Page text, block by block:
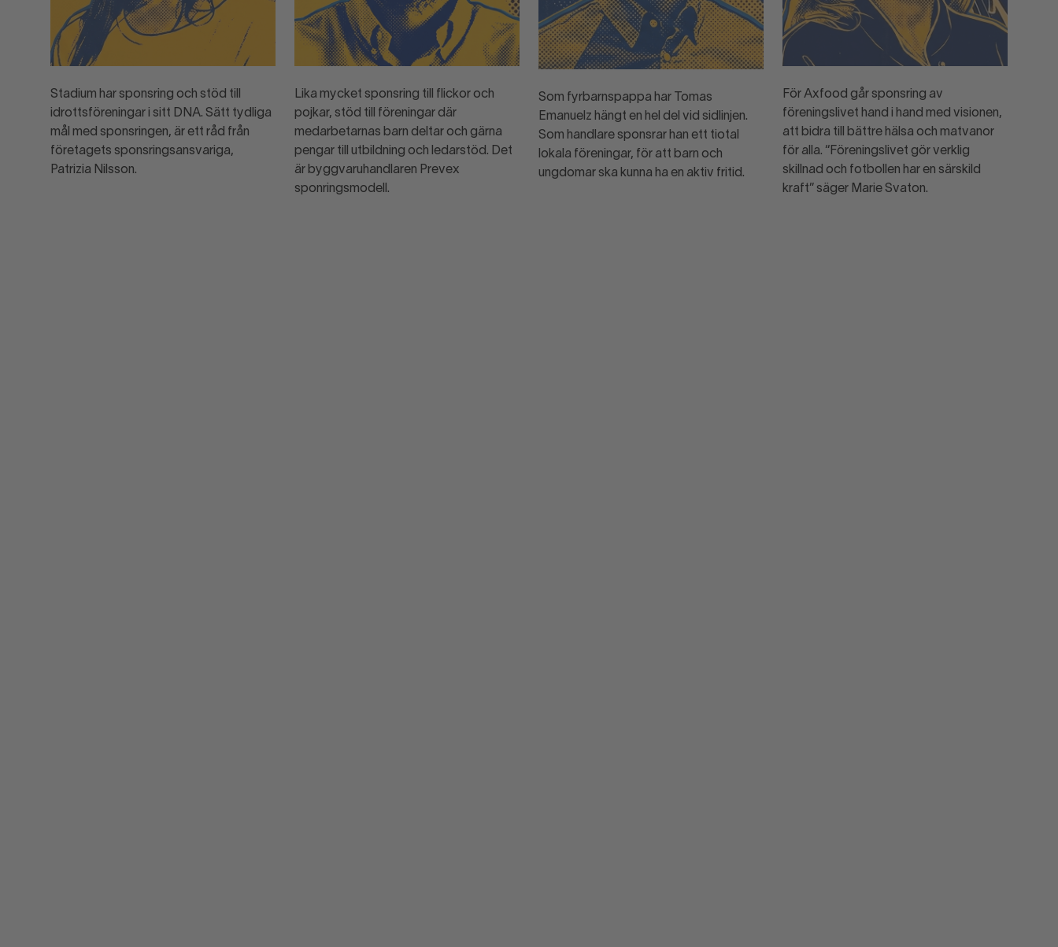
Stadium har sponsring och stöd till
idrottsföreningar i sitt DNA. Sätt tydliga
mål med sponsringen, är ett råd från
företagets sponsringsansvariga,
Patrizia Nilsson.
Lika mycket sponsring till flickor och
pojkar, stöd till föreningar där
medarbetarnas barn deltar och gärna
pengar till utbildning och ledarstöd. Det
är byggvaruhandlaren Prevex
sponringsmodell.
Som fyrbarnspappa har Tomas
Emanuelz hängt en hel del vid sidlinjen.
Som handlare sponsrar han ett tiotal
lokala föreningar, för att barn och
ungdomar ska kunna ha en aktiv fritid.
För Axfood går sponsring av
föreningslivet hand i hand med visionen,
att bidra till bättre hälsa och matvanor
för alla. “Föreningslivet gör verklig
skillnad och fotbollen har en särskild
kraft” säger Marie Svaton.